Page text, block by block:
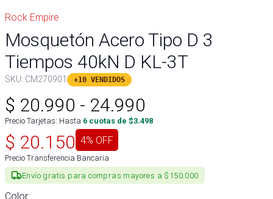
Rock Empire
Mosquetón Acero Tipo D 3
Tiempos 40kN D KL-3T
SKU: CM270901 +10 VENDIDOS
$ 20.990 - 24.990
Precio Tarjetas: Hasta 6 cuotas de $3.498
$ 20.150 4% OFF
Precio Transferencia Bancaria
Envío gratis para compras mayores a $150.000
Color: